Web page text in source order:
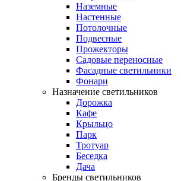
Наземные
Настенные
Потолочные
Подвесные
Прожекторы
Садовые переносные
Фасадные светильники
Фонари
Назначение светильников
Дорожка
Кафе
Крыльцо
Парк
Тротуар
Беседка
Дача
Бренды светильников